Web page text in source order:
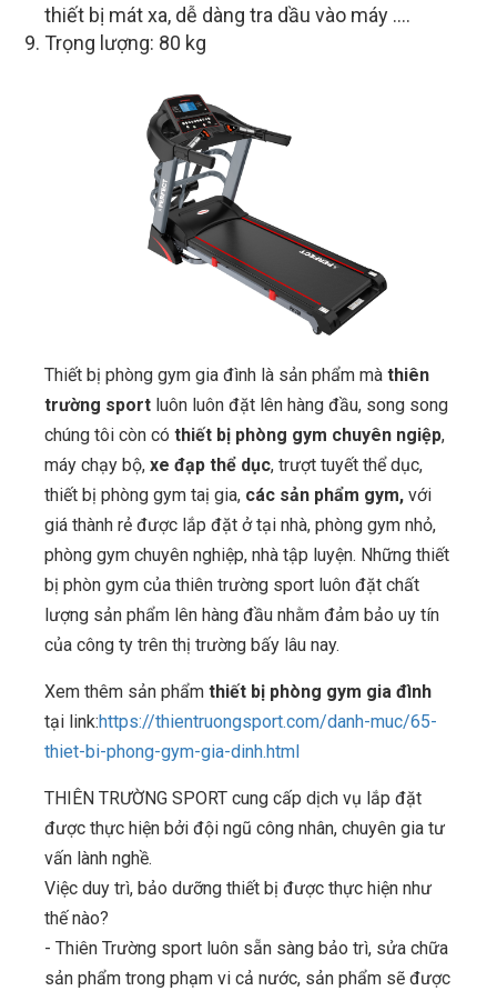
thiết bị mát xa, dễ dàng tra dầu vào máy ….
Trọng lượng: 80 kg
Thiết bị phòng gym gia đình là sản phẩm mà thiên
trường sport luôn luôn đặt lên hàng đầu, song song
chúng tôi còn có thiết bị phòng gym chuyên ngiệp,
máy chạy bộ, xe đạp thể dục, trượt tuyết thể dục,
thiết bị phòng gym taị gia, các sản phẩm gym, với
giá thành rẻ được lắp đặt ở tại nhà, phòng gym nhỏ,
phòng gym chuyên nghiệp, nhà tập luyện. Những thiết
bị phòn gym của thiên trường sport luôn đặt chất
lượng sản phẩm lên hàng đầu nhằm đảm bảo uy tín
của công ty trên thị trường bấy lâu nay.
Xem thêm sản phẩm thiết bị phòng gym gia đình
tại link:https://thientruongsport.com/danh-muc/65-
thiet-bi-phong-gym-gia-dinh.html
THIÊN TRƯỜNG SPORT cung cấp dịch vụ lắp đặt
được thực hiện bởi đội ngũ công nhân, chuyên gia tư
vấn lành nghề.
Việc duy trì, bảo dưỡng thiết bị được thực hiện như
thế nào?
- Thiên Trường sport luôn sẵn sàng bảo trì, sửa chữa
sản phẩm trong phạm vi cả nước, sản phẩm sẽ được